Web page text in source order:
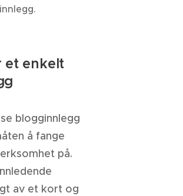
et enkelt
blogginnlegg
å fange
på.
av et kort og